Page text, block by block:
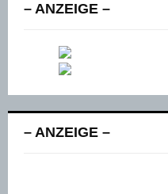
– ANZEIGE –
– ANZEIGE –